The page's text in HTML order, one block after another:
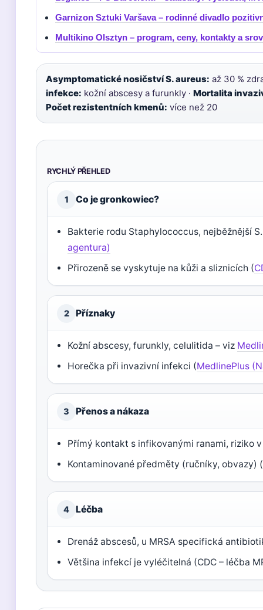
Garnizon Sztuki Varšava – rodinné divadlo
Multikino Olsztyn – program, ceny, kontakty a
Asymptomatické nosičství S. aureus: až 30 %
infekce: kožní abscesy a furunkly · Mortalita
Počet rezistentních kmenů: více než 20
RYCHLÝ PŘEHLED
1 Co je gronkowiec?
Bakterie rodu Staphylococcus, nejběžnější
agentura)
Přirozeně se vyskytuje na kůži a sliznicích (
2 Příznaky
Kožní abscesy, furunkly, celulitida – viz
Horečka při invazivní infekci (MedlinePlus
3 Přenos a nákaza
Přímý kontakt s infikovanými ranami, riziko
Kontaminované předměty (ručníky, obvazy)
4 Léčba
Drenáž abscesů, u MRSA specifická
Většina infekcí je vyléčitelná (CDC – léčba